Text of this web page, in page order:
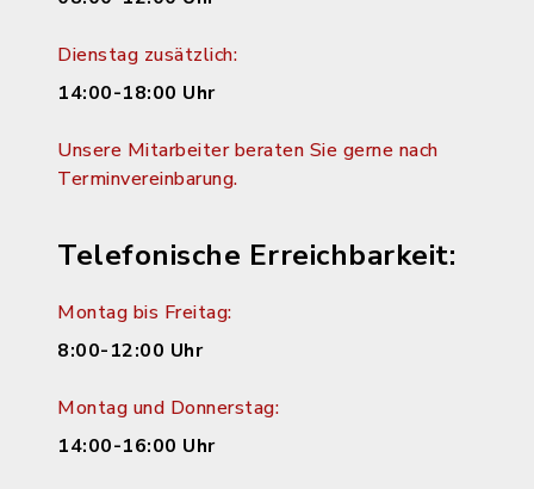
Dienstag zusätzlich:
14:00-18:00 Uhr
Unsere Mitarbeiter beraten Sie gerne nach
Terminvereinbarung.
Telefonische Erreichbarkeit:
Montag bis Freitag:
8:00-12:00 Uhr
Montag und Donnerstag:
14:00-16:00 Uhr